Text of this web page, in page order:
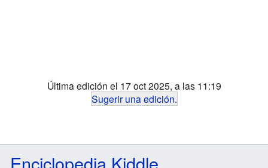
Última edición el 17 oct 2025, a las 11:19
Sugerir una edición.
Enciclopedia Kiddle